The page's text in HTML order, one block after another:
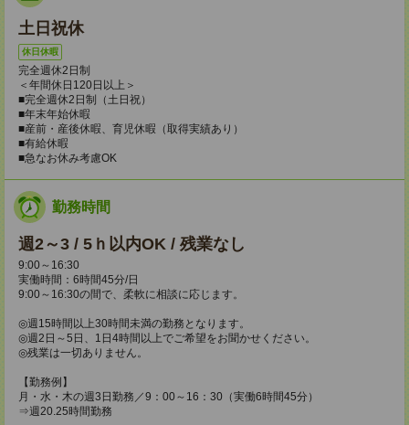
土日祝休
休日休暇
完全週休2日制
＜年間休日120日以上＞
■完全週休2日制（土日祝）
■年末年始休暇
■産前・産後休暇、育児休暇（取得実績あり）
■有給休暇
■急なお休み考慮OK
勤務時間
週2～3 / 5ｈ以内OK / 残業なし
9:00～16:30
実働時間：6時間45分/日
9:00～16:30の間で、柔軟に相談に応じます。
◎週15時間以上30時間未満の勤務となります。
◎週2日～5日、1日4時間以上でご希望をお聞かせください。
◎残業は一切ありません。
【勤務例】
月・水・木の週3日勤務／9：00～16：30（実働6時間45分）
⇒週20.25時間勤務